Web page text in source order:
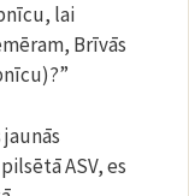
lai
Brīvās
ASV, es